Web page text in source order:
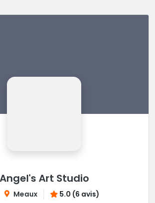
Angel's Art Studio
Meaux 5.0 (6 avis)